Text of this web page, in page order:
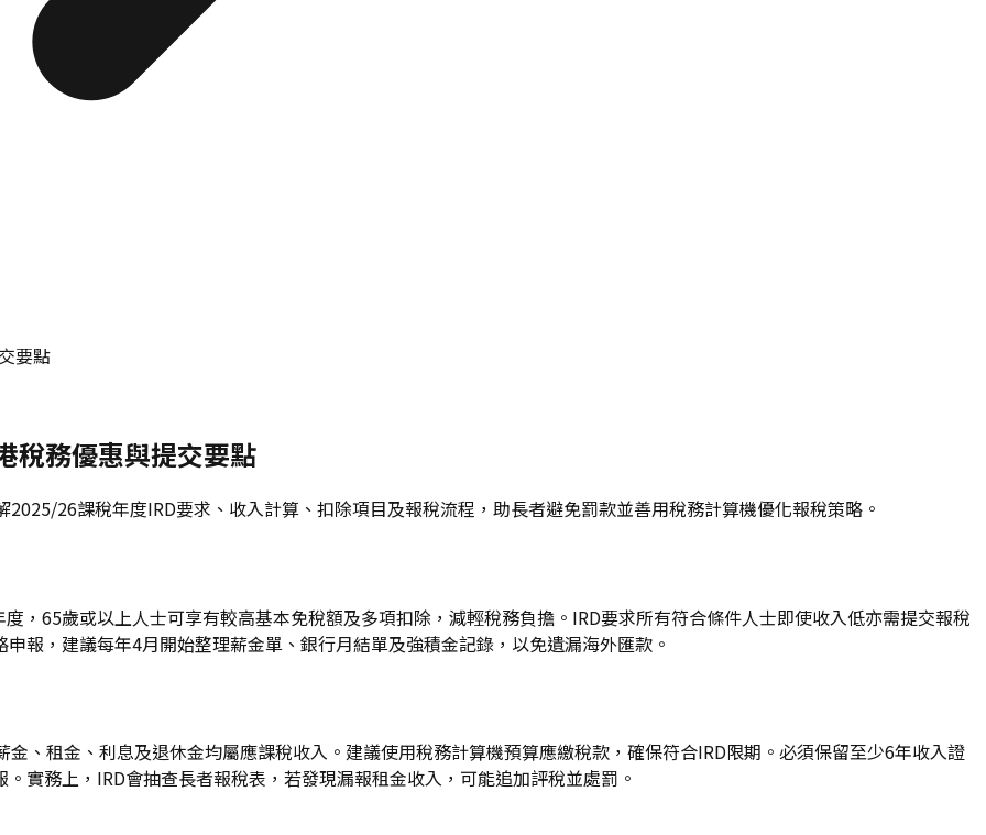
要點
稅務優惠與提交要點
26課稅年度IRD要求、收入計算、扣除項目及報稅流程，助長者避免罰款並善用稅務計算機優化報稅策略。
，65歲或以上人士可享有較高基本免稅額及多項扣除，減輕稅務負擔。IRD要求所有符合條件人士即使收入低亦需提交報稅
報，建議每年4月開始整理薪金單、銀行月結單及強積金記錄，以免遺漏海外匯款。
、租金、利息及退休金均屬應課稅收入。建議使用稅務計算機預算應繳稅款，確保符合IRD限期。必須保留至少6年收入證
實務上，IRD會抽查長者報稅表，若發現漏報租金收入，可能追加評稅並處罰。